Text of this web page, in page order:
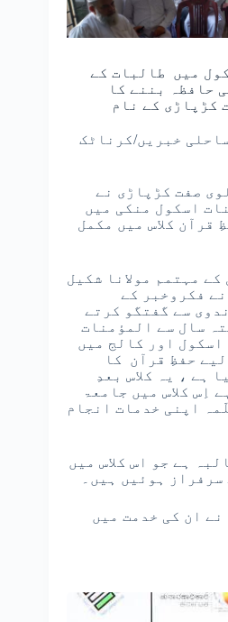
میں طالبات کے
حافظہ بننے کا
کڑپاڑی کے نام
خبریں/کرناٹک
صفت کڑپاڑی نے
اسکول منکی میں
قرآن کلاس میں مکمل
مہتمم مولانا شکیل
فکروخبر کے
سے گفتگو کرتے
سال سے المؤمنات
اور کالج میں
حفظِ قرآن کا
ہے ، یہ کلاس بعدِ
اِس کلاس میں جامعۃ
اپنی خدمات انجام
ہے جو اس کلاس میں
ہوئیں ہیں۔
ان کی خدمت میں